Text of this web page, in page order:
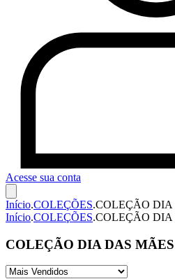
Acesse sua conta
Início.COLEÇÕES.COLEÇÃO DIA
Início.COLEÇÕES.COLEÇÃO DIA
COLEÇÃO DIA DAS MÃES